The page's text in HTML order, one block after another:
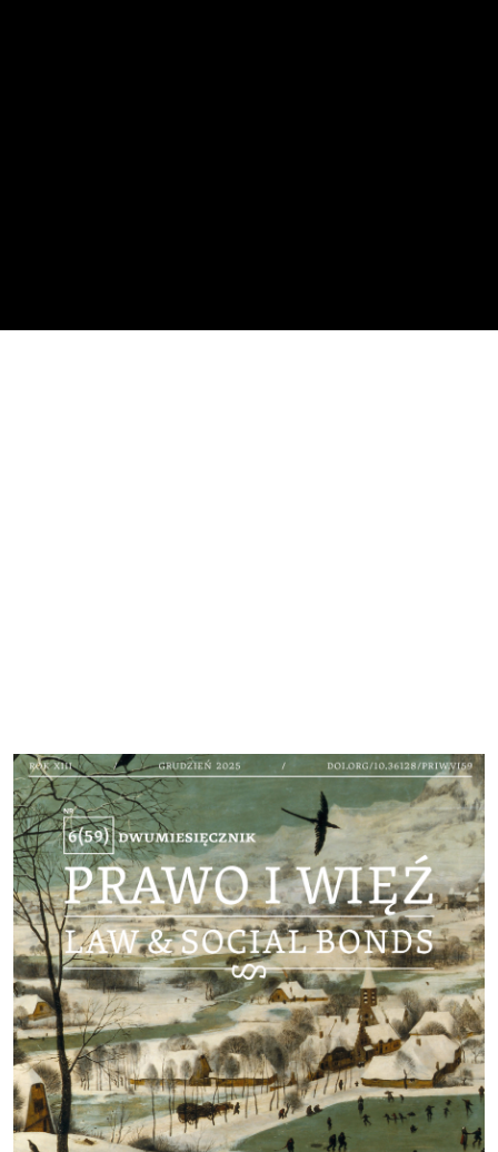
Cover image